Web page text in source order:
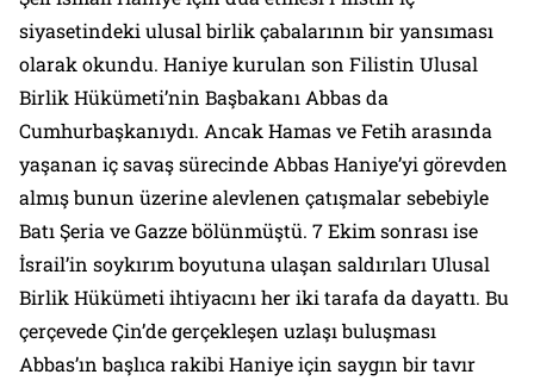
siyasetindeki ulusal birlik çabalarının bir yansıması
olarak okundu. Haniye kurulan son Filistin Ulusal
Birlik Hükümeti’nin Başbakanı Abbas da
Cumhurbaşkanıydı. Ancak Hamas ve Fetih arasında
yaşanan iç savaş sürecinde Abbas Haniye’yi görevden
almış bunun üzerine alevlenen çatışmalar sebebiyle
Batı Şeria ve Gazze bölünmüştü. 7 Ekim sonrası ise
İsrail’in soykırım boyutuna ulaşan saldırıları Ulusal
Birlik Hükümeti ihtiyacını her iki tarafa da dayattı. Bu
çerçevede Çin’de gerçekleşen uzlaşı buluşması
Abbas’ın başlıca rakibi Haniye için saygın bir tavır